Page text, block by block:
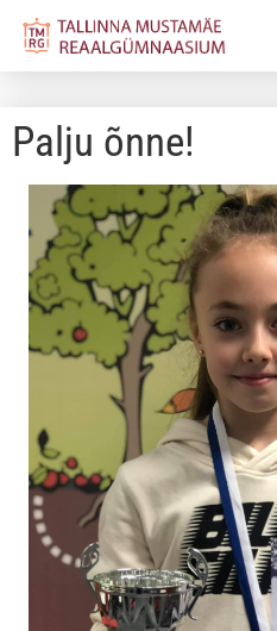
Palju õnne!